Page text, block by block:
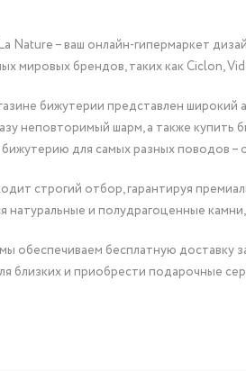
Nature – ваш онлайн-гипермаркет
мировых брендов, таких как Ciclon,
бижутерии представлен широкий
неповторимый шарм, а также
для самых разных поводов
строгий отбор, гарантируя
натуральные и полудрагоценные
обеспечиваем бесплатную доставку
близких и приобрести подарочные